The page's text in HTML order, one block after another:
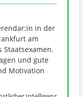
in der
am
und gute
Motivation